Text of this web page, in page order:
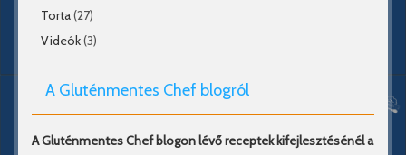
Torta(27)
Videók(3)
A Gluténmentes Chef blogról
A Gluténmentes Chef blogon lévő receptek kifejlesztésénél a